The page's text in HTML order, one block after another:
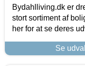
Bydahlliving.dk er
stort sortiment af
her for at se deres
Se